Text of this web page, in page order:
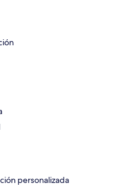
personalizada